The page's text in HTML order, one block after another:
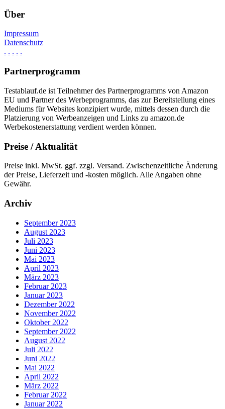
Über
Impressum
Datenschutz
. . . . .
Partnerprogramm
Testablauf.de ist Teilnehmer des Partnerprogramms von Amazon
EU und Partner des Werbeprogramms, das zur Bereitstellung eines
Mediums für Websites konzipiert wurde, mittels dessen durch die
Platzierung von Werbeanzeigen und Links zu amazon.de
Werbekostenerstattung verdient werden können.
Preise / Aktualität
Preise inkl. MwSt. ggf. zzgl. Versand. Zwischenzeitliche Änderung
der Preise, Lieferzeit und -kosten möglich. Alle Angaben ohne
Gewähr.
Archiv
September 2023
August 2023
Juli 2023
Juni 2023
Mai 2023
April 2023
März 2023
Februar 2023
Januar 2023
Dezember 2022
November 2022
Oktober 2022
September 2022
August 2022
Juli 2022
Juni 2022
Mai 2022
April 2022
März 2022
Februar 2022
Januar 2022